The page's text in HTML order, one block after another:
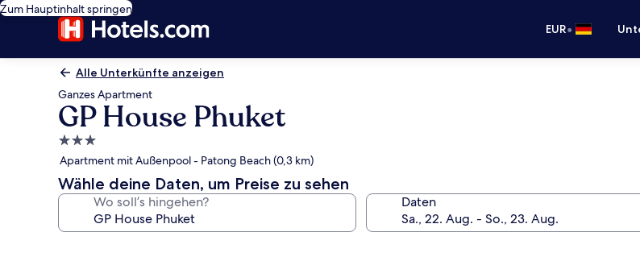
Zum Hauptinhalt springen
EUR•
Alle Unterkünfte anzeigen
Ganzes Apartment
GP House Phuket
3.0-
Sterne-
Unterkunft
Apartment mit Außenpool - Patong Beach (0,3 km)
Wähle deine Daten, um Preise zu sehen
Wo soll’s hingehen? Daten